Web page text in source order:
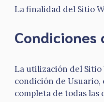
La finalidad del Sitio
Condiciones
La utilización del Sitio
condición de Usuario,
completa de todas las